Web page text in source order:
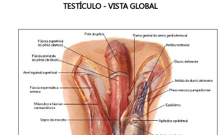
TESTÍCULO - VISTA GLOBAL